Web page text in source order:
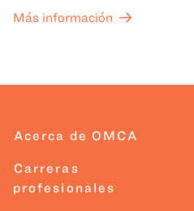
Más información
Acerca de OMCA
Carreras
profesionales